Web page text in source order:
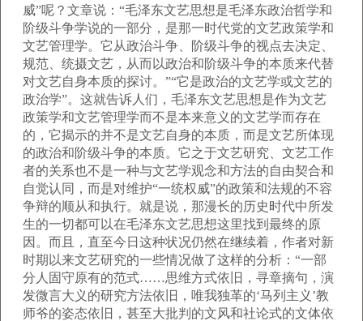
威”呢？文章说：“毛泽东文艺思想是毛泽东政治哲学和
阶级斗争学说的一部分，是那一时代党的文艺政策学和
文艺管理学。它从政治斗争、阶级斗争的视点去决定、
规范、统摄文艺，从而以政治和阶级斗争的本质来代替
对文艺自身本质的探讨。”“它是政治的文艺学或文艺的
政治学”。这就告诉人们，毛泽东文艺思想是作为文艺
政策学和文艺管理学而不是本来意义的文艺学而存在
的，它揭示的并不是文艺自身的本质，而是文艺所体现
的政治和阶级斗争的本质。它之于文艺研究、文艺工作
者的关系也不是一种与文艺学观念和方法的自由契合和
自觉认同，而是对维护“一统权威”的政策和法规的不容
争辩的顺从和执行。就是说，那漫长的历史时代中所发
生的一切都可以在毛泽东文艺思想这里找到最终的原
因。而且，直至今日这种状况仍然在继续着，作者对新
时期以来文艺研究的一些情况做了这样的分析：“一部
分人固守原有的范式……思维方式依旧，寻章摘句，演
发微言大义的研究方法依旧，唯我独革的‘马列主义’教
师爷的姿态依旧，甚至大批判的文风和社论式的文体依